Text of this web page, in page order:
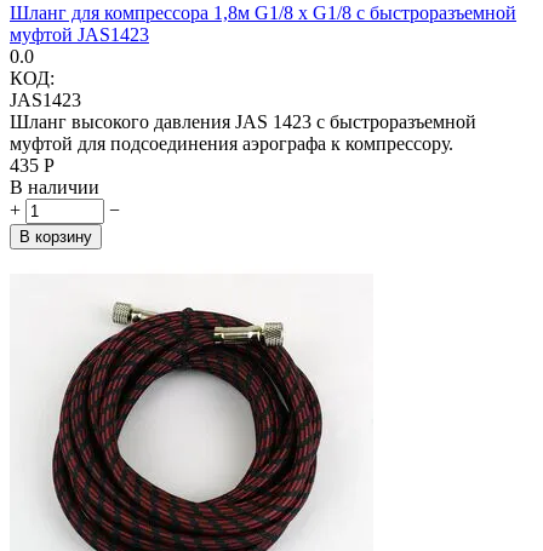
Шланг для компрессора 1,8м G1/8 x G1/8 с быстроразъемной
муфтой JAS1423
0.0
КОД:
JAS1423
Шланг высокого давления JAS 1423 с быстроразъемной
муфтой для подсоединения аэрографа к компрессору.
‍435‍ Р
В наличии
+
−
В корзину